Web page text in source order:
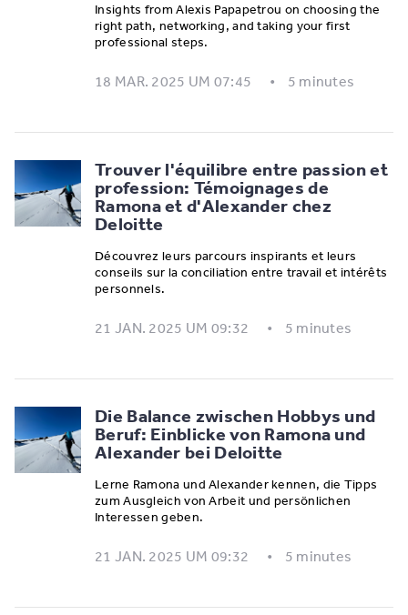
Insights from Alexis Papapetrou on choosing the
right path, networking, and taking your first
professional steps.
18 MAR. 2025 UM 07:45 5 minutes
Trouver l'équilibre entre passion et
profession: Témoignages de
Ramona et d'Alexander chez
Deloitte
Découvrez leurs parcours inspirants et leurs
conseils sur la conciliation entre travail et intérêts
personnels.
21 JAN. 2025 UM 09:32 5 minutes
Die Balance zwischen Hobbys und
Beruf: Einblicke von Ramona und
Alexander bei Deloitte
Lerne Ramona und Alexander kennen, die Tipps
zum Ausgleich von Arbeit und persönlichen
Interessen geben.
21 JAN. 2025 UM 09:32 5 minutes